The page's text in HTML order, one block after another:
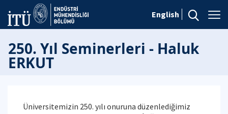
English
250. Yıl Seminerleri - Haluk
ERKUT
Üniversitemizin 250. yılı onuruna düzenlediğimiz